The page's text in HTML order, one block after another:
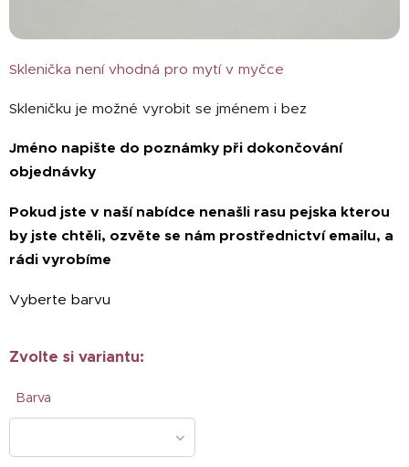
Sklenička není vhodná pro mytí v myčce
Skleničku je možné vyrobit se jménem i bez
Jméno napište do poznámky při dokončování
objednávky
Pokud jste v naší nabídce nenašli rasu pejska kterou
by jste chtěli, ozvěte se nám prostřednictví emailu, a
rádi vyrobíme
Vyberte barvu
Zvolte si variantu:
Barva